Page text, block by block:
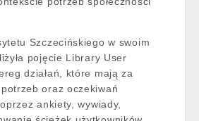
Szczecińskiego w swoim
pojęcie Library User
działań, które mają za
oraz oczekiwań
ankiety, wywiady,